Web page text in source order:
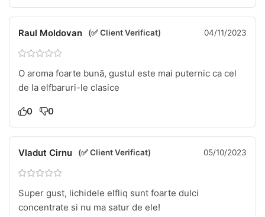
Raul Moldovan (✅ Client Verificat) 04/11/2023
O aroma foarte bună, gustul este mai puternic ca cel
de la elfbaruri-le clasice
0 0
Vladut Cirnu (✅ Client Verificat) 05/10/2023
Super gust, lichidele elfliq sunt foarte dulci
concentrate si nu ma satur de ele!